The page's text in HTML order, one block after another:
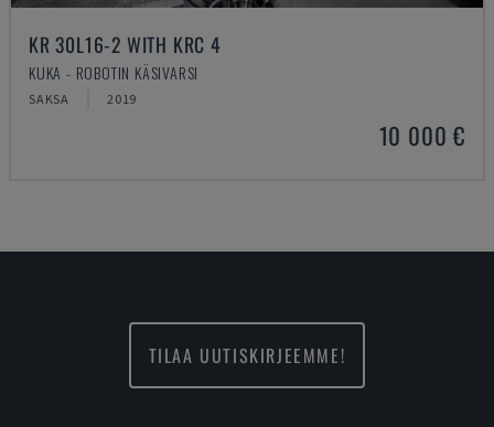
KR 30L16-2 WITH KRC 4
KUKA - ROBOTIN KÄSIVARSI
SAKSA 2019
10 000 €
TILAA UUTISKIRJEEMME!